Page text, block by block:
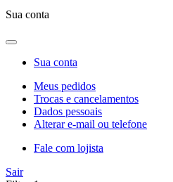
Sua conta
Sua conta
Meus pedidos
Trocas e cancelamentos
Dados pessoais
Alterar e-mail ou telefone
Fale com lojista
Sair